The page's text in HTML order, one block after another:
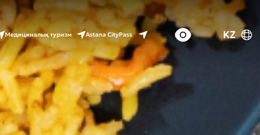
Медициналық туризм Astana CityPass KZ